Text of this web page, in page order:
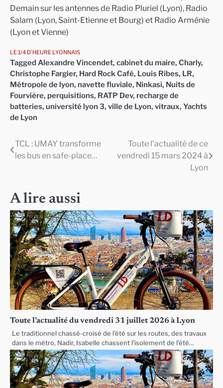
Demain sur les antennes de Radio Pluriel (Lyon), Radio
Salam (Lyon, Saint-Etienne et Bourg) et Radio Arménie
(Lyon et Vienne)
LE 1/4 D'HEURE LYONNAIS
Tagged Alexandre Vincendet, cabinet du maire, Charly,
Christophe Fargier, Hard Rock Café, Louis Ribes, LR,
Métropole de lyon, navette fluviale, Ninkasi, Nuits de
Fourvière, perquisitions, RATP Dev, recharge de
batteries, université lyon 3, ville de Lyon, vitraux, Yachts
de Lyon
Navigation
TCL : UMAY transforme
les bus en safe-place…
Toute l’actualité de ce
vendredi 15 mars 2024 à
Lyon
A lire aussi
Toute l’actualité du vendredi 31 juillet 2026 à Lyon
Le traditionnel chassé-croisé de l’été sur les routes, des travaux
dans le métro, Nadir, Isabelle chassent l’isolement de l’été…